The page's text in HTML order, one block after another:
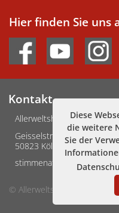
Diese
die weitere
Sie der
Hier finden Sie uns
Kontakt
Allerweltshaus Köln e.V.
Geisselstraße 3-5
50823 Köln
© Allerweltshaus Köln